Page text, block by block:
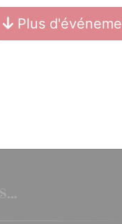
Plus